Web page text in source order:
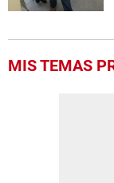
MIS TEMAS